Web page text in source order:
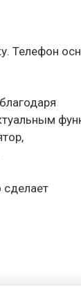
Телефон